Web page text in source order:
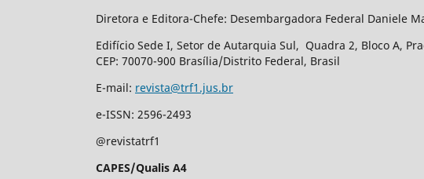
Diretora e Editora-Chefe: Desembargadora Federal Daniele
Edifício Sede I, Setor de Autarquia Sul, Quadra 2, Bloco A,
CEP: 70070-900 Brasília/Distrito Federal, Brasil
E-mail: revista@trf1.jus.br
e-ISSN: 2596-2493
@revistatrf1
CAPES/Qualis A4